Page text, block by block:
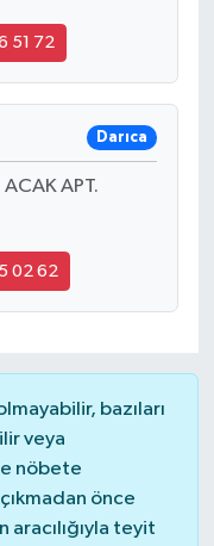
51 72
Darıca
APT.
02 62
bazıları
veya
nöbete
önce
teyit